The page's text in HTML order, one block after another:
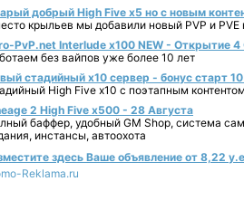
добрый High Five x5 но с новым
крыльев мы добавили новый PVP и PVE
PvP.net Interlude х100 NEW - Открытие 4
без вайпов уже более 10 лет
стадийный х10 сервер - бонус старт
High Five x10 с поэтапным
2 High Five x500 - 28 Августа
баффер, удобный GM Shop, система
инстансы, автоохота
здесь Ваше объявление от 8,22
Reklama.ru